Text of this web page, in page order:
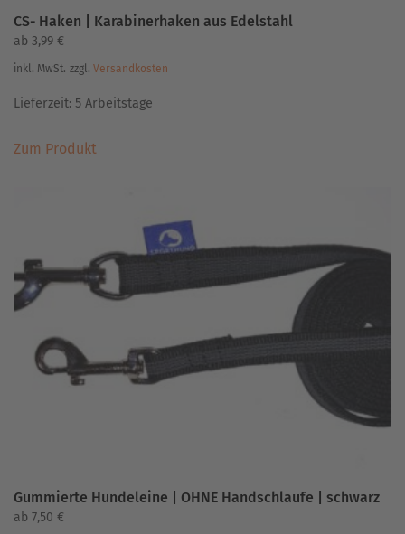
CS- Haken | Karabinerhaken aus Edelstahl
ab 3,99 €
inkl. MwSt. zzgl. Versandkosten
Lieferzeit: 5 Arbeitstage
Zum ProduktProdukt
Die
Optionen
können
Produktseite
gewählt
Gummierte Hundeleine | OHNE Handschlaufe | schwarz
ab 7,50 €